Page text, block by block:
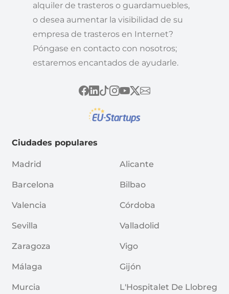
alquiler de trasteros o guardamuebles,
o desea aumentar la visibilidad de su
empresa de trasteros en Internet?
Póngase en contacto con nosotros;
estaremos encantados de ayudarle.
Ciudades populares
Madrid
Barcelona
Valencia
Sevilla
Zaragoza
Málaga
Murcia
Alicante
Bilbao
Córdoba
Valladolid
Vigo
Gijón
L'Hospitalet De Llobreg